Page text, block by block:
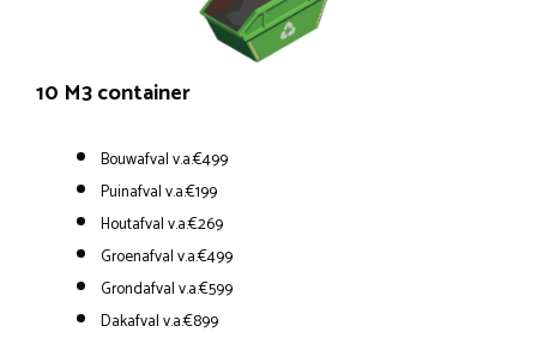
10 M3 container
Bouwafval v.a.€499
Puinafval v.a.€199
Houtafval v.a.€269
Groenafval v.a.€499
Grondafval v.a.€599
Dakafval v.a.€899